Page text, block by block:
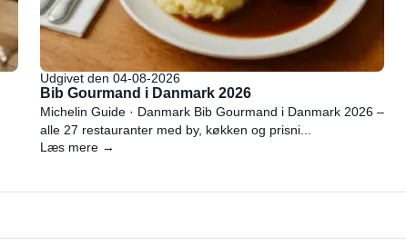
Udgivet den 04-08-2026
Bib Gourmand i Danmark 2026
Michelin Guide · Danmark Bib Gourmand i Danmark 2026 –
alle 27 restauranter med by, køkken og prisni...
Læs mere →